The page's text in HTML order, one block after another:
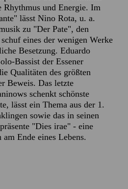
und Energie. Im
lässt Nino Rota, u. a.
zu "Der Pate", den
eines der wenigen Werke
Besetzung. Eduardo
Bassist der Essener
Qualitäten des größten
Beweis. Das letzte
schenkt schönste
lässt ein Thema aus der 1.
sowie das in seinen
"Dies irae" - eine
Ende eines Lebens.